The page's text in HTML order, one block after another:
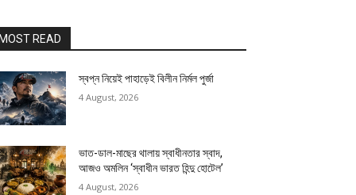
READ
স্বপ্ন নিয়েই পাহাড়েই বিলীন নির্মল পুর্জা
4 August, 2026
ভাত-ডাল-মাছের থালায় স্বাধীনতার স্বাদ,
আজও অমলিন ‘স্বাধীন ভারত হিন্দু হোটেল’
4 August, 2026